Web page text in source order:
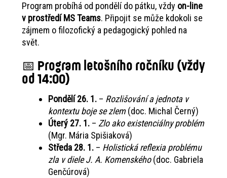
Program probíhá od pondělí do pátku, vždy on-line
v prostředí MS Teams. Připojit se může kdokoli se
zájmem o filozofický a pedagogický pohled na
svět.
📅 Program letošního ročníku (vždy
od 14:00)
Pondělí 26. 1.– Rozlišování a jednota v
kontextu boje se zlem(doc. Michal Černý)
Úterý 27. 1.– Zlo ako existenciálny problém
(Mgr. Mária Spišiaková)
Středa 28. 1.– Holistická reflexia problému
zla v diele J. A. Komenského(doc. Gabriela
Genčúrová)